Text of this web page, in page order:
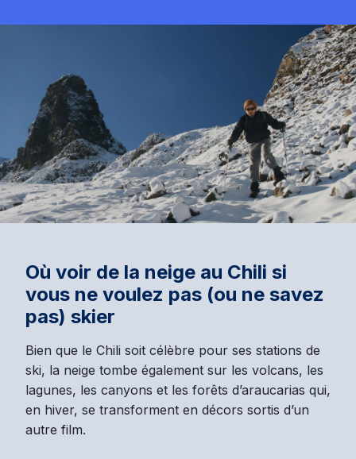
Où voir de la neige au Chili si
vous ne voulez pas (ou ne savez
pas) skier
Bien que le Chili soit célèbre pour ses stations de
ski, la neige tombe également sur les volcans, les
lagunes, les canyons et les forêts d’araucarias qui,
en hiver, se transforment en décors sortis d’un
autre film.